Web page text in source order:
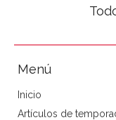
Menú
Inicio
Artículos de